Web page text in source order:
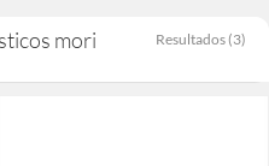
mori Resultados (3)